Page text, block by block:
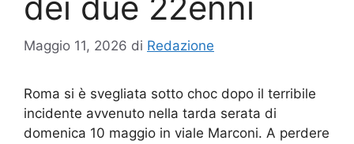
Maggio 11, 2026 di Redazione
Roma si è svegliata sotto choc dopo il terribile
incidente avvenuto nella tarda serata di
domenica 10 maggio in viale Marconi. A perdere